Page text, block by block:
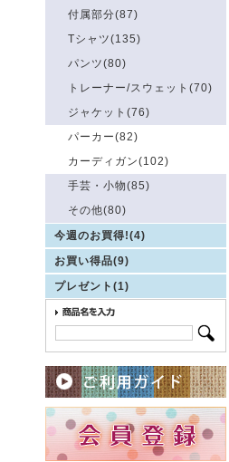
付属部分(87)
Tシャツ(135)
パンツ(80)
トレーナー/スウェット(70)
ジャケット(76)
パーカー(82)
カーディガン(102)
手芸・小物(85)
その他(80)
今週のお買得!(4)
お買い得品(9)
プレゼント(1)